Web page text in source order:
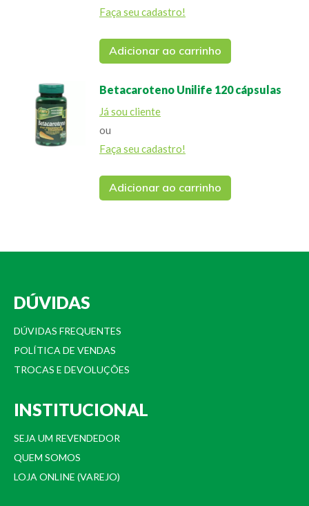
Faça seu cadastro!
Adicionar ao carrinho
Betacaroteno Unilife 120 cápsulas
Já sou cliente
ou
Faça seu cadastro!
Adicionar ao carrinho
DÚVIDAS
DÚVIDAS FREQUENTES
POLÍTICA DE VENDAS
TROCAS E DEVOLUÇÕES
INSTITUCIONAL
SEJA UM REVENDEDOR
QUEM SOMOS
LOJA ONLINE (VAREJO)